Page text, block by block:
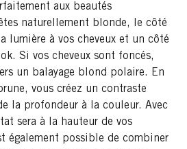
aux beautés
naturellement blonde, le côté
lumière à vos cheveux et un côté
Si vos cheveux sont foncés,
un balayage blond polaire. En
vous créez un contraste
la profondeur à la couleur. Avec
sera à la hauteur de vos
également possible de combiner